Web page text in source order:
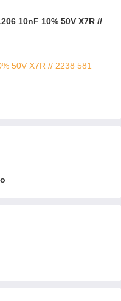
10nF 10% 50V X7R //
50V X7R // 2238 581